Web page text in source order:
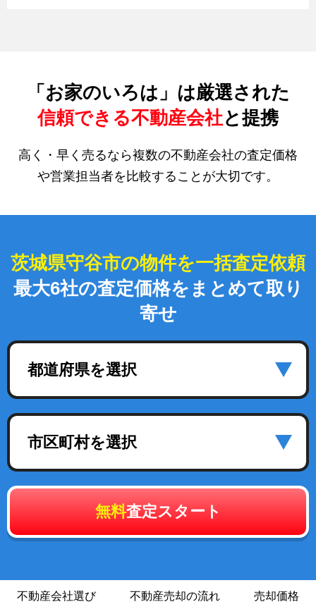
「お家のいろは」は厳選された
信頼できる不動産会社と提携
高く・早く売るなら複数の不動産会社の査定価格
や営業担当者を比較することが大切です。
茨城県守谷市の物件を一括査定依頼
最大6社の査定価格をまとめて取り
寄せ
都道府県を選択
市区町村を選択
無料査定スタート
不動産会社選び 不動産売却の流れ 売却価格